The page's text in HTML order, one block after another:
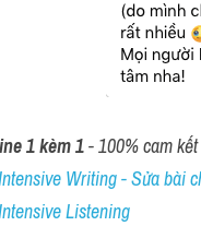
1 kèm 1 - 100% cam
Writing - Sửa bài
Listening